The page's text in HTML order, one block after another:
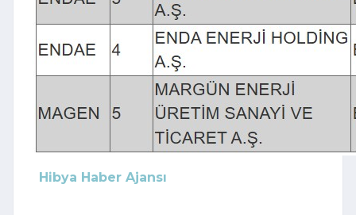
Hibya Haber Ajansı